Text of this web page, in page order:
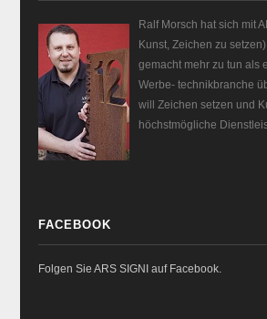
Ralf Morsch hat sich mit
Kunst, Zeichen zu
gemacht mehr zu tun als
Werbe- technikbranche
will Zeichen setzen und
höchstmögliche
FACEBOOK
Folgen Sie ARS SIGNI auf Facebook.